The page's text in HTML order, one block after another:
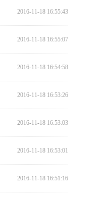
2016-11-18 16:55:43
2016-11-18 16:55:07
2016-11-18 16:54:58
2016-11-18 16:53:26
2016-11-18 16:53:03
2016-11-18 16:53:01
2016-11-18 16:51:16